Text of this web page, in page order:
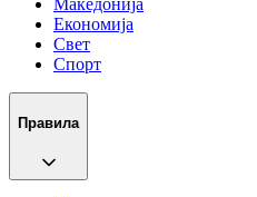
Економија
Свет
Спорт
Правила